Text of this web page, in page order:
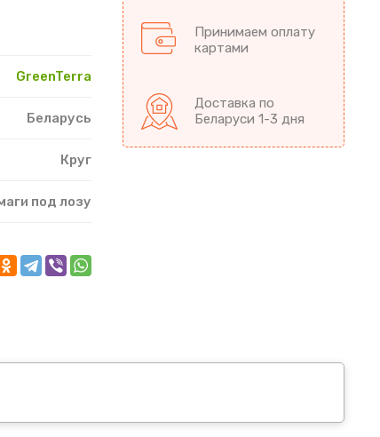
GreenTerra
Беларусь
Круг
под лозу
Принимаем оплату
картами
Доставка по
Беларуси 1-3 дня